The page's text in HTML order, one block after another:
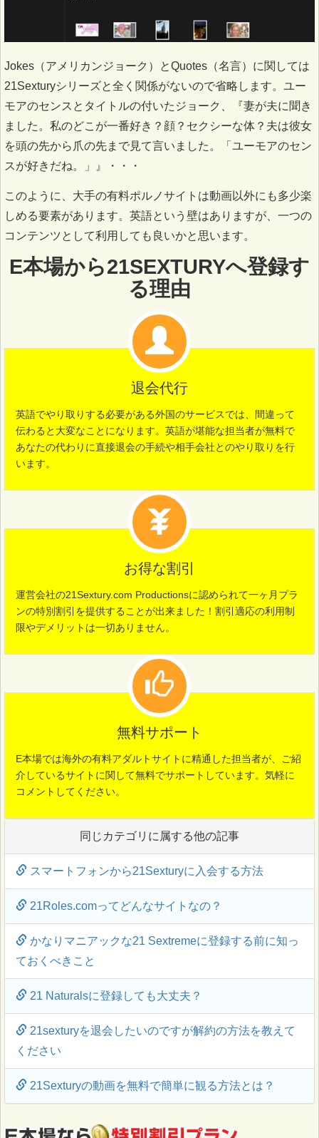
Jokes（アメリカンジョーク）とQuotes（名言）に関しては
21Sexturyシリーズと全く関係がないので省略します。ユー
モアのセンスとタイトルの付いたジョーク、『妻が夫に聞き
ました。私のどこが一番好き？顔？セクシーな体？夫は彼女
を頭の先から爪の先まで見て言いました。「ユーモアのセン
スが好きだね。」』・・・
このように、大手の有料ポルノサイトは動画以外にも多少楽
しめる要素があります。英語という壁はありますが、一つの
コンテンツとして利用しても良いかと思います。
E本場から21SEXTURYへ登録す
る理由
退会代行
英語でやり取りする必要がある外国のサービスでは、間違って
伝わると大変なことになります。英語が堪能な担当者が無料で
あなたの代わりに直接退会の手続や相手会社とのやり取りを行
います。
お得な割引
運営会社の21Sextury.com Productionsに認められて一ヶ月プラ
ンの特別割引を提供することが出来ました！割引適応の利用制
限やデメリットは一切ありません。
無料サポート
E本場では海外の有料アダルトサイトに精通した担当者が、ご紹
介しているサイトに関して無料でサポートしています。気軽に
コメントしてください。
同じカテゴリに属する他の記事
スマートフォンから21Sexturyに入会する方法
21Roles.comってどんなサイトなの？
かなりマニアックな21 Sextremeに登録する前に知っ
ておくべきこと
21 Naturalsに登録しても大丈夫？
21sexturyを退会したいのですが解約の方法を教えて
ください
21Sexturyの動画を無料で簡単に観る方法とは？